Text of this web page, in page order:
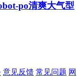
po清爽大气型
意见反馈 常见问题 网